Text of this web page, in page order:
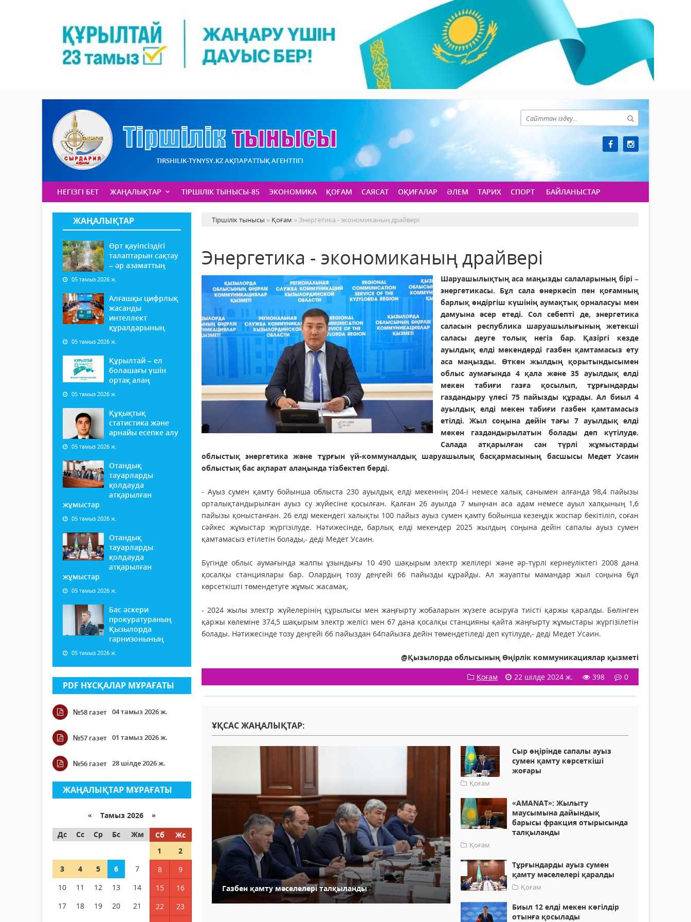
TIRSHILIK-TYNYSY.KZ АҚПАРАТТЫҚ АГЕНТТІГІ
НЕГІЗГІ БЕТ ЖАҢАЛЫҚТАР ТІРШІЛІК ТЫНЫСЫ-85 ЭКОНОМИКА ҚОҒАМ САЯСАТ ОҚИҒАЛАР ӘЛЕМ ТАРИХ СПОРТ БАЙЛАНЫСТАР
ЖАҢАЛЫҚТАР
Өрт қауіпсіздігі
талаптарын сақтау
– әр азаматтың
05 тамыз 2026 ж.
Алғашқы цифрлық
жасанды
интеллект
құралдарының
05 тамыз 2026 ж.
Құрылтай – ел
болашағы үшін
ортақ алаң
05 тамыз 2026 ж.
Құқықтық
статистика және
арнайы есепке алу
05 тамыз 2026 ж.
Отандық
тауарларды
қолдауда
атқарылған
жұмыстар
05 тамыз 2026 ж.
Отандық
тауарларды
қолдауда
атқарылған
жұмыстар
05 тамыз 2026 ж.
Бас әскери
прокуратураның
Қызылорда
гарнизонының
05 тамыз 2026 ж.
PDF НҰСҚАЛАР МҰРАҒАТЫ
№58 газет 04 тамыз 2026 ж.
№57 газет 01 тамыз 2026 ж.
№56 газет 28 шілде 2026 ж.
ЖАҢАЛЫҚТАР МҰРАҒАТЫ
« Тамыз 2026 »
Дс
Сс Ср Бс Жм Сб
Жс
1
2
3
4 5 6 7 8
9
10
11 12 13 14 15
16
17
18 19 20 21 22
23
Тіршілік тынысы » Қоғам » Энергетика - экономиканың драйвері
Энергетика - экономиканың драйвері
Шаруашылықтың аса маңызды салаларының бірі –
энергетикасы. Бұл сала өнеркәсіп пен қоғамның
барлық өндіргіш күшінің аумақтық орналасуы мен
дамуына әсер етеді. Сол себепті де, энергетика
саласын республика шаруашылығының жетекші
саласы деуге толық негіз бар. Қазіргі кезде
ауылдық елді мекендерді газбен қамтамасыз ету
аса маңызды. Өткен жылдың қорытындысымен
облыс аумағында 4 қала және 35 ауылдық елді
мекен табиғи газға қосылып, тұрғындарды
газдандыру үлесі 75 пайызды құрады. Ал биыл 4
ауылдық елді мекен табиғи газбен қамтамасыз
етілді. Жыл соңына дейін тағы 7 ауылдық елді
мекен газдандырылатын болады деп күтілуде.
Салада атқарылған сан түрлі жұмыстарды
облыстық энергетика және тұрғын үй-коммуналдық шаруашылық басқармасының басшысы Медет Усаин
облыстық бас ақпарат алаңында тізбектеп берді.
- Ауыз сумен қамту бойынша облыста 230 ауылдық елді мекеннің 204-і немесе халық санымен алғанда 98,4 пайызы
орталықтандырылған ауыз су жүйесіне қосылған. Қалған 26 ауылда 7 мыңнан аса адам немесе ауыл халқының 1,6
пайызы қоныстанған. 26 елді мекендегі халықты 100 пайыз ауыз сумен қамту бойынша кезеңдік жоспар бекітіліп, соған
сәйкес жұмыстар жүргізілуде. Нәтижесінде, барлық елді мекендер 2025 жылдың соңына дейін сапалы ауыз сумен
қамтамасыз етілетін болады,- деді Медет Усаин.
Бүгінде облыс аумағында жалпы ұзындығы 10 490 шақырым электр желілері және әр-түрлі кернеуліктегі 2008 дана
қосалқы станциялары бар. Олардың тозу деңгейі 66 пайызды құрайды. Ал жауапты мамандар жыл соңына бұл
көрсеткішті төмендетуге жұмыс жасамақ.
- 2024 жылы электр жүйелерінің құрылысы мен жаңғырту жобаларын жүзеге асыруға тиісті қаржы қаралды. Бөлінген
қаржы көлеміне 374,5 шақырым электр желісі мен 67 дана қосалқы станцияны қайта жаңғырту жұмыстары жүргізілетін
болады. Нәтижесінде тозу деңгейі 66 пайыздан 64пайызға дейін төмендетіледі деп күтілуде,- деді Медет Усаин.
@Қызылорда облысының Өңірлік коммуникациялар қызметі
Қоғам
22 шілде 2024 ж. 398 0
ҰҚСАС ЖАҢАЛЫҚТАР:
Газбен қамту мәселелері талқыланды
Сыр өңірінде сапалы ауыз
сумен қамту көрсеткіші
жоғары
Қоғам
«AMANAT»: Жылыту
маусымына дайындық
барысы фракция отырысында
талқыланды
Қоғам
Тұрғындарды ауыз сумен
қамту мәселелері қаралды
Қоғам
Биыл 12 елді мекен көгілдір
отынға қосылады